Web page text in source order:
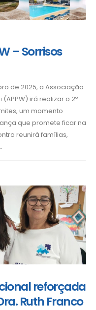
– Sorrisos
de 2025, a Associação
irá realizar o 2º
um momento
que promete ficar na
reunirá famílias,
reforçada
Ruth Franco